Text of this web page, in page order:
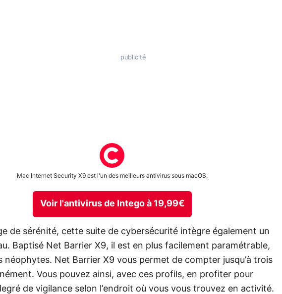
Mac Internet Security X9 est l'un des meilleurs antivirus sous macOS.
Voir l'antivirus de Intego à 19,99€
de sérénité, cette suite de cybersécurité intègre également un
Baptisé Net Barrier X9, il est en plus facilement paramétrable,
néophytes. Net Barrier X9 vous permet de compter jusqu’à trois
Vous pouvez ainsi, avec ces profils, en profiter pour
de vigilance selon l’endroit où vous vous trouvez en activité.